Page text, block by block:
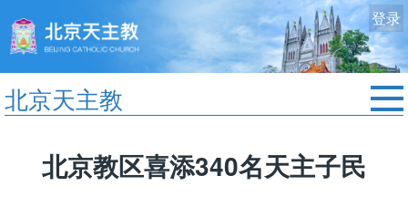
登录
北京天主教
教区动态
北京教区喜添340名天主子民